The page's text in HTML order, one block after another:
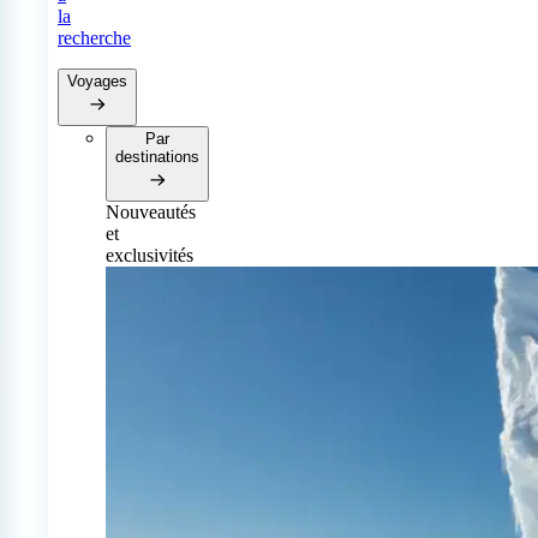
la
recherche
Voyages
Par
destinations
Nouveautés
et
exclusivités